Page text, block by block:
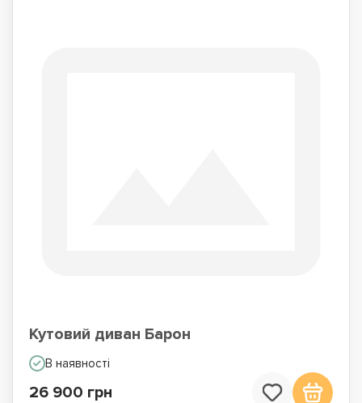
Кутовий диван Барон
В наявності
26 900 грн